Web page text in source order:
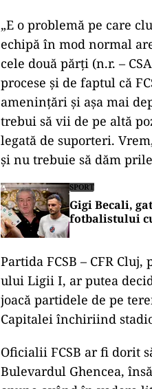
„E o problemă pe care
echipă în mod normal
cele două părţi (n.r. –
procese şi de faptul că
ameninţări şi aşa mai
trebui să vii de pe altă
legată de suporteri.
şi nu trebuie să dăm
SPORT
Gigi Becali,
fotbalistului
Partida FCSB – CFR
ului Ligii I, ar putea
joacă partidele de pe
Capitalei închiriind
Oficialii FCSB ar fi dorit
Bulevardul Ghencea,